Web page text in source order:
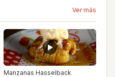
Ver más
Manzanas Hasselback